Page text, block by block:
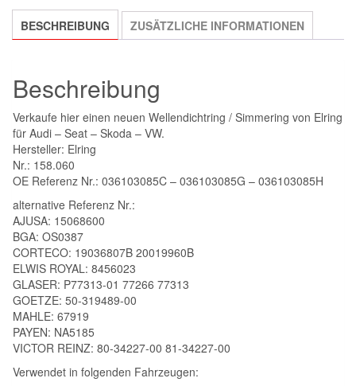
-036103085H
Wellendichtring
BESCHREIBUNG ZUSÄTZLICHE INFORMATIONEN
Beschreibung
Verkaufe hier einen neuen Wellendichtring / Simmering von Elring
für Audi – Seat – Skoda – VW.
Hersteller: Elring
Nr.: 158.060
OE Referenz Nr.: 036103085C – 036103085G – 036103085H
alternative Referenz Nr.:
AJUSA: 15068600
BGA: OS0387
CORTECO: 19036807B 20019960B
ELWIS ROYAL: 8456023
GLASER: P77313-01 77266 77313
GOETZE: 50-319489-00
MAHLE: 67919
PAYEN: NA5185
VICTOR REINZ: 80-34227-00 81-34227-00
Verwendet in folgenden Fahrzeugen: